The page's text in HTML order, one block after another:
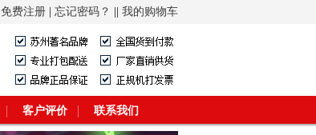
免费注册 忘记密码？ 我的购物车
客户评价 联系我们